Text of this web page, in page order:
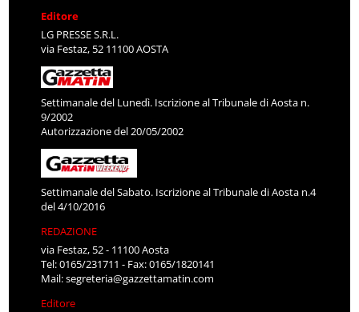
Editore
LG PRESSE S.R.L.
via Festaz, 52 11100 AOSTA
Settimanale del Lunedì. Iscrizione al Tribunale di Aosta n.
9/2002
Autorizzazione del 20/05/2002
Settimanale del Sabato. Iscrizione al Tribunale di Aosta n.4
del 4/10/2016
REDAZIONE
via Festaz, 52 - 11100 Aosta
Tel: 0165/231711 - Fax: 0165/1820141
Mail:segreteria@gazzettamatin.com
Editore